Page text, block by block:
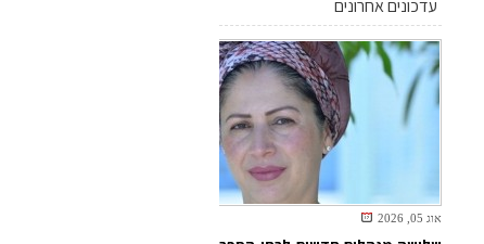
עדכונים אחרונים
אוג 05, 2026